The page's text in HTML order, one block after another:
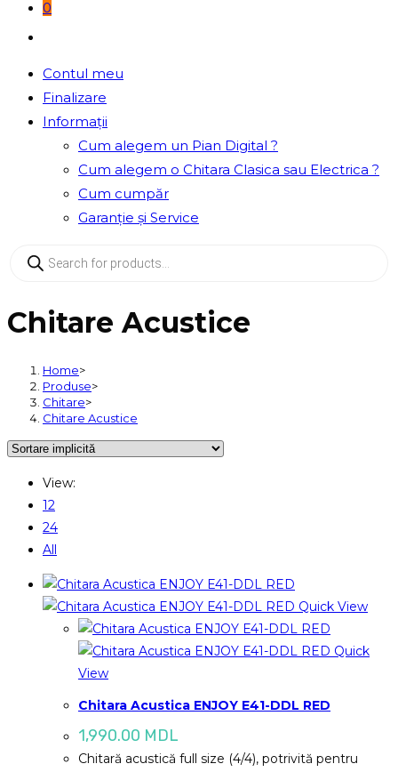
0
search
Contul meu
Finalizare
Informații
Cum alegem un Pian Digital ?
Cum alegem o Chitara Clasica sau Electrica ?
Cum cumpăr
Garanție și Service
search
Chitare Acustice
Home>
Produse>
Chitare>
Chitare Acustice
View:
12
24
All
Quick View
Quick
View
Chitara Acustica ENJOY E41-DDL RED
1,990.00 MDL
Chitară acustică full size (4/4), potrivită pentru